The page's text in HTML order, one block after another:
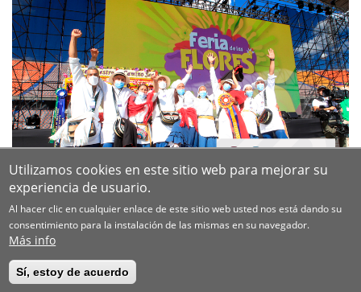
Utilizamos cookies en este sitio web para mejorar su
experiencia de usuario.
Al hacer clic en cualquier enlace de este sitio web usted nos está dando su
consentimiento para la instalación de las mismas en su navegador.
Más info
Sí, estoy de acuerdo